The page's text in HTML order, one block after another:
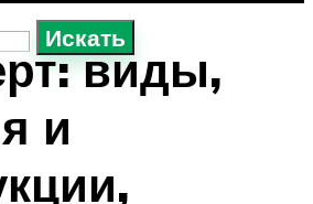
Искать
виды,
и